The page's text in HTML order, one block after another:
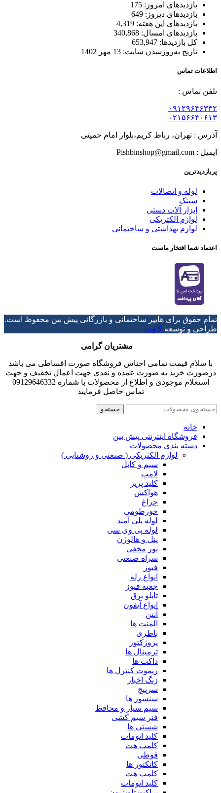
بازدیدهای امروز: 175
بازدیدهای دیروز: 649
بازدیدهای این هفته: 4,319
بازدیدهای امسال: 340,868
کل بازدیدها: 653,947
تاریخ به‌روزشدن سایت: 13 مهر 1402
اطلاعات تماس
تلفن تماس :
۰۹۱۲۹۶۴۶۳۳۲
۰۲۱۵۶۶۴۰۶۱۳
آدرس : تهران، رباط کریم،بلوار امام خمینی
ایمیل : Pishbinshop@gmail.com
پربازدیدترین
لوله و اتصالات
سینک
ابزار آلات دستی
لوازم الکتریکی
لوازم بهداشتی و ساختمانی
اعتماد شما افتخار ماست
تمام حقوق برای هایپر ساختمانی و بازرگانی پیش بین محفوظ است.
طراحی و توسعه کاوت
مشتریان گرامی
با سلام قیمت تمامی اجناس فروشگاه صورت اقساطی می باشد
درصورت خرید به صورت عمده و نقدی جهت اعمال تخفیف و جهت
استعلام موجودی و اطلاع از محصولات با شماره 09129646332
تماس حاصل فرمایید
جستجو
خانه
فروشگاه اینترنتی پیش بین
دسته بندی محصولات
لوازم الکتریکی ( صنعتی و روشنایی )
سیم و کابل
لامپ
کلید پریز
هواکش
چراغ
خورطومی
لوله پلی آمید
لوله پی وی سی
پنل و هالوژن
نور مخفی
سراه صنعتی
فیوز
انواع رله
جعبه فیوز
تابلو برق
انواع آیفون
آنتن
المنت ها
باطری
پروژکتور
ترمینال ها
داکت ها
ریموت کنترل ها
زنگ اخبار
سرپیچ
سنسور ها
سیم سیار و محافظ
فنر سیم کشی
شستی ها
کلید اتومات
کلمپ هت
قوطی
کانکتور ها
کلمپ هت
کلید اتومات